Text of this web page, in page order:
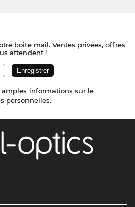
boîte mail. Ventes privées, offres
attendent !
informations sur le
personnelles.